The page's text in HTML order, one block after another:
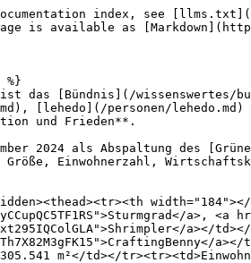
a></td></tr><tr><td>Vorsitzender<br><em>"Bündnispräsident"</em></td><td><a href="/pages/HwfGlRXTh7X82M3gFK15">CraftingBenny</a></td></tr><tr><td>Hauptstadt</td><td><a href="/pages/QRKNUJfyCCupQC5TF1RS">Sturmgrad</a></td></tr><tr><td>Größe</td><td>2.305.541 m²</td></tr><tr><td>Einwohner</td><td>1,55 Millionen</td></tr><tr><td>Durchschnitts-<a href="/pages/ubuFwd7MqP7lYRcUhSjB#projekt-development-index">PDI</a></td><td><mark style="color:blue;"><strong>0,660</strong></mark></td></tr><tr><td>Höchster und niedrigster PDI</td><td><strong>Sturmgrad</strong>        <mark style="color:$info;">[</mark>0,895<mark style="color:$info;">]</mark><br><strong>Sunvale City</strong>     <mark style="color:$info;">[</mark>0,306<mark style="color:$info;">]</mark></td></tr><tr><td>Regierungssitz</td><td>Regierungsviertel in <a href="/pages/EzvgG1Yu3wgxkj62loUW">San Bennitos City</a></td></tr><tr><td>Flagge</td><td><img src="/files/pGVgkcpGBQhhWGirlKXY" alt="" data-size="original"></td></tr></tbody></table>

{% embed url="<https://youtu.be/mt5VK-D3K90>" %}

## Mitglieder

* [**Sturmgrad**](/projekte/sturmgrad.md) als <mark style="color:orange;">Hauptstadt</mark> und größtes Projekt im Bündnis
* [**San Bennitos**](/projekte/san-bennitos.md) sowohl mit Insel, als auch mit Hafenmetropole (<mark style="color:orange;">Regierungssitz</mark>)
* [**Leodorika**](/projekte/leodorika.md), das für United Coasts sogar umgezogen ist.
* [**Shrimpler**](/projekte/shrimpler.md) als Neumitglied seit dem 23. April 2025

<figure><img src="/files/Fc4AQ8j5blxNcpCKP252" alt=""><figcaption></figcaption></figure>

***

## Regionalwahlen

Seitdem der "***Demokratie-Patch***" am 25. Januar 2025 vom UC-Kongress verabschiedet wurde, werden in den meisten Bündnismitgieds-Projekten so genannte Regionalwahlen durchgeführt in denen sich die Politik in der Legislaturperiode entscheidet. Vorbild war die erste demokratische Wahl überhaupt in